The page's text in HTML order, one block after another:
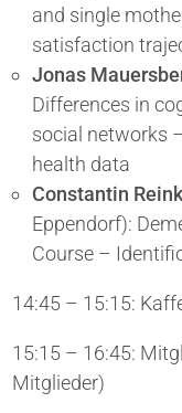
and single
satisfaction
Jonas
Differences in
social networks
health data
Constantin
Eppendorf):
Course –
14:45 – 15:15:
15:15 – 16:45:
Mitglieder)